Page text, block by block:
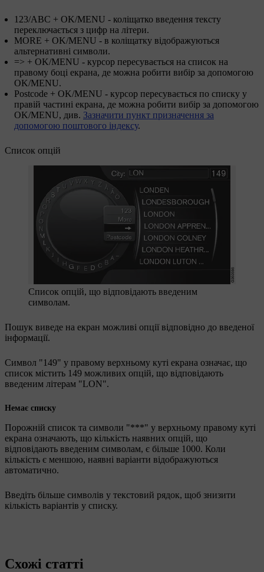
123/АВС + OK/MENU - коліщатко введення тексту
переключається з цифр на літери.
MORE + OK/MENU - в коліщатку відображуються
альтернативні символи.
=> + OK/MENU - курсор пересувається на список на
правому боці екрана, де можна робити вибір за допомогою
OK/MENU.
Postcode + OK/MENU - курсор пересувається по списку у
правій частині екрана, де можна робити вибір за допомогою
OK/MENU, див. Зазначити пункт призначення за
допомогою поштового індексу.
Список опцій
Список опцій, що відповідають введеним
символам.
Пошук виведе на екран можливі опції відповідно до введеної
інформації.
Символ "149" у правому верхньому куті екрана означає, що
список містить 149 можливих опцій, що відповідають
введеним літерам "LON".
Немає списку
Порожній список та символи "***" у верхньому правому куті
екрана означають, що кількість наявних опцій, що
відповідають введеним символам, є більше 1000. Коли
кількість є меншою, наявні варіанти відображуються
автоматично.
Введіть більше символів у текстовий рядок, щоб знизити
кількість варіантів у списку.
Схожі статті